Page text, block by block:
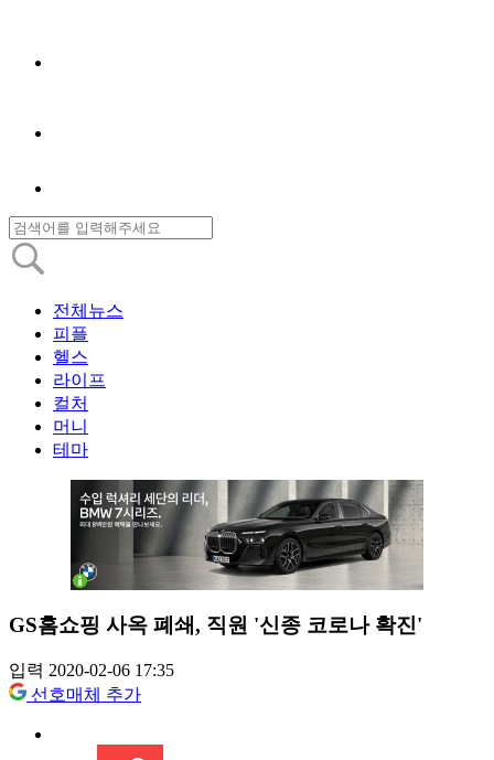
전체뉴스
피플
헬스
라이프
컬처
머니
테마
GS홈쇼핑 사옥 폐쇄, 직원 '신종 코로나 확진'
입력 2020-02-06 17:35
선호매체 추가